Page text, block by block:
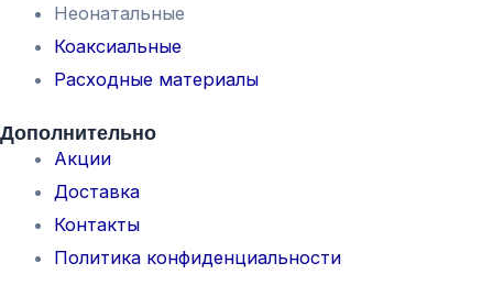
Неонатальные
Коаксиальные
Расходные материалы
Дополнительно
Акции
Доставка
Контакты
Политика конфиденциальности